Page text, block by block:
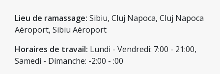
véhicules impeccables. Notre engagement est ferme : nous
assumons l'entière responsabilité des services offerts pour
garantir le sourire et la satisfaction de chaque client. Nous
proposons des voitures confortables et une collaboration
ultra-flexible. Chez nous, la parole donnée est sacrée : si
Lieu de ramassage: Sibiu, Cluj Napoca, Cluj Napoca
Aéroport, Sibiu Aéroport
Horaires de travail: Lundi - Vendredi: 7:00 - 21:00,
Samedi - Dimanche: -2:00 - :00